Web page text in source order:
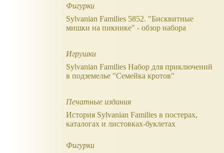
Фигурки
Sylvanian Families 5852. "Бисквитные
мишки на пикнике" - обзор набора
Игрушки
Sylvanian Families Набор для приключений
в подземелье "Семейка кротов"
Печатные издания
История Sylvanian Families в постерах,
каталогах и листовках-буклетах
Фигурки